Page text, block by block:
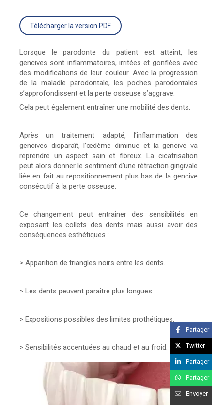
Télécharger la version PDF
Lorsque le parodonte du patient est atteint, les
gencives sont inflammatoires, irritées et gonflées avec
des modifications de leur couleur. Avec la progression
de la maladie parodontale, les poches parodontales
s’approfondissent et la perte osseuse s’aggrave.
Cela peut également entraîner une mobilité des dents.
Après un traitement adapté, l’inflammation des
gencives disparaît, l’œdème diminue et la gencive va
reprendre un aspect sain et fibreux. La cicatrisation
peut alors donner le sentiment d’une rétraction gingivale
liée en fait au repositionnement plus bas de la gencive
consécutif à la perte osseuse.
Ce changement peut entraîner des sensibilités en
exposant les collets des dents mais aussi avoir des
conséquences esthétiques :
> Apparition de triangles noirs entre les dents.
> Les dents peuvent paraître plus longues.
> Expositions possibles des limites prothétiques.
> Sensibilités accentuées au chaud et au froid.
Partager
Twitter
Partager
Partager
Envoyer